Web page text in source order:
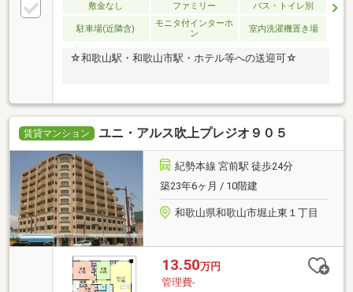
敷金なし ファミリー バス・トイレ別
駐車場(近隣含)
モニタ付インターホ
ン
室内洗濯機置き場
☆和歌山駅・和歌山市駅・ホテル等への送迎可☆
賃貸マンション ユニ・アルス吹上プレジオ９０５
紀勢本線 宮前駅 徒歩24分
築23年6ヶ月 / 10階建
和歌山県和歌山市堀止東１丁目
13.50万円
管理費-